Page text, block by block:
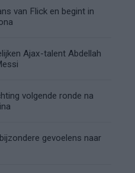
van Flick en begint in
Ajax-talent Abdellah
volgende ronde na
gevoelens naar